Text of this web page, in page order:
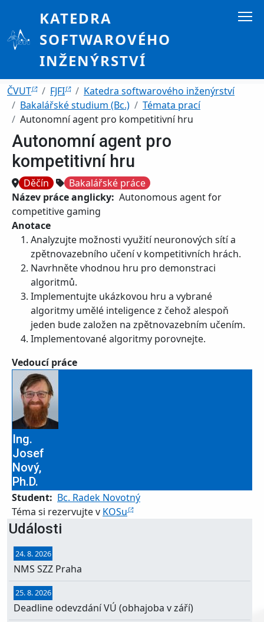
KATEDRA
SOFTWAROVÉHO
INŽENÝRSTVÍ
Drobečková navigace
ČVUT FJFI
Katedra softwarového inženýrství
Bakalářské studium (Bc.)
Témata prací
Autonomní agent pro kompetitivní hru
Události
NMS SZZ Praha
24. 8. 2026
Deadline odevzdání VÚ (obhajoba v září)
25. 8. 2026
Autonomní agent pro
kompetitivní hru
Místo
Děčín
Bakalářské práce
Název práce anglicky Autonomous agent for
competitive gaming
Anotace
Analyzujte možnosti využití neuronových sítí a
zpětnovazebního učení v kompetitivních hrách.
Navrhněte vhodnou hru pro demonstraci
algoritmů.
Implementujte ukázkovou hru a vybrané
algoritmy umělé inteligence z čehož alespoň
jeden bude založen na zpětnovazebním učením.
Implementované algoritmy porovnejte.
Vedoucí práce
Ing.
Josef
Nový,
Ph.D.
Student
Bc. Radek Novotný
Téma si rezervujte v KOSu